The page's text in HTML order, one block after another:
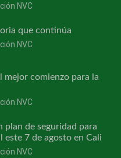
NVC
que continúa
NVC
mejor comienzo para la
NVC
de seguridad para
este 7 de agosto en Cali
NVC